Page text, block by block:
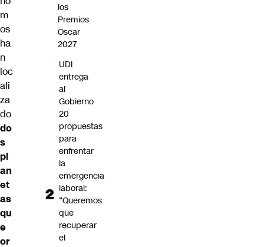
m
os
ha
n
loc
ali
za
do
do
s
pl
an
et
as
qu
e
or
los
Premios
Oscar
2027
UDI
entrega
al
Gobierno
20
propuestas
para
enfrentar
la
emergencia
laboral:
“Queremos
que
recuperar
el